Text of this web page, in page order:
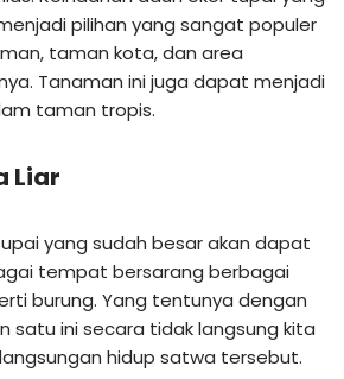
pilihan yang sangat populer
taman kota, dan area
Tanaman ini juga dapat menjadi
taman tropis.
Liar
yang sudah besar akan dapat
tempat bersarang berbagai
burung. Yang tentunya dengan
satu ini secara tidak langsung kita
hidup satwa tersebut.